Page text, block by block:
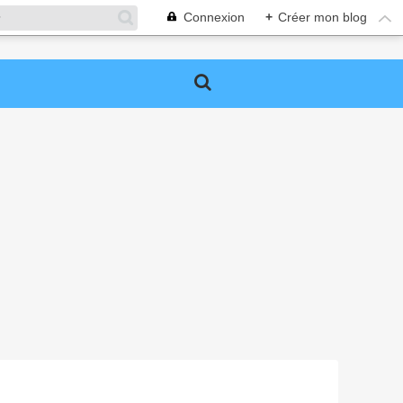
Connexion + Créer mon blog